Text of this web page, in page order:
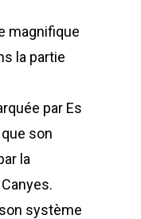
magnifique
la partie
par Es
son
la
système